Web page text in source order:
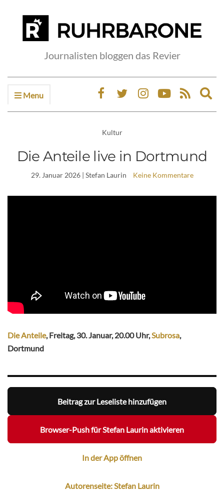
Journalisten bloggen das Revier
Menu
Kultur
Die Anteile live in Dortmund
29. Januar 2026| Stefan Laurin Keine Kommentare
Die Anteile, Freitag, 30. Januar, 20.00 Uhr,Subrosa,
Dortmund
Beitrag zur Leseliste hinzufügen
Browser-Push für Stefan Laurin aktivieren
In der App öffnen
Autorenseite: Stefan Laurin